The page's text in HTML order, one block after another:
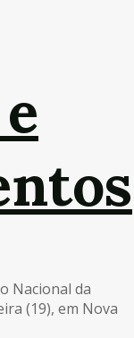
Nacional da
(19), em Nova